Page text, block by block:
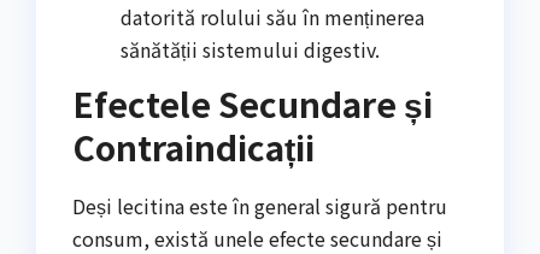
datorită rolului său în menținerea
sănătății sistemului digestiv.
Efectele Secundare și
Contraindicații
Deși lecitina este în general sigură pentru
consum, există unele efecte secundare și